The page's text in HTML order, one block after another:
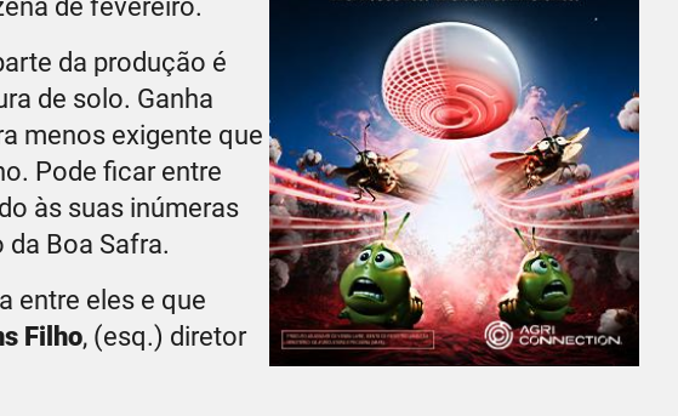
de fevereiro.
da produção é
de solo. Ganha
menos exigente que
Pode ficar entre
às suas inúmeras
da Boa Safra.
entre eles e que
Filho, (esq.) diretor